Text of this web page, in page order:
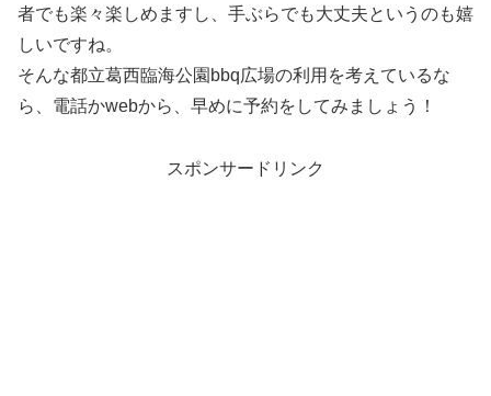
者でも楽々楽しめますし、手ぶらでも大丈夫というのも嬉
しいですね。
そんな都立葛西臨海公園bbq広場の利用を考えているな
ら、電話かwebから、早めに予約をしてみましょう！
スポンサードリンク